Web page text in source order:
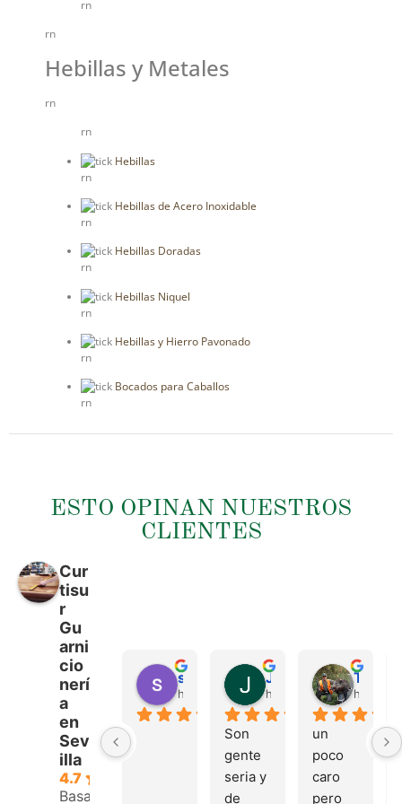
rn
rn
Hebillas y Metales
rn
rn
Hebillas
rn
Hebillas de Acero Inoxidable
rn
Hebillas Doradas
rn
Hebillas Niquel
rn
Hebillas y Hierro Pavonado
rn
Bocados para Caballos
rn
ESTO OPINAN NUESTROS
CLIENTES
Cur
tisu
r
Gu
arni
cio
nerí
a
en
Sev
illa
4.7
Basado
hace 4 meses hace 4 meses
Son
gente
seria y
de
hace 4
un
poco
caro
pero